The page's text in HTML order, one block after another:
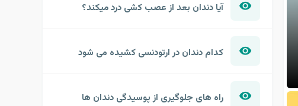
آیا دندان بعد از عصب کشی درد میکند؟
کدام دندان در ارتودنسی کشیده می شود
راه های جلوگیری از پوسیدگی دندان ها